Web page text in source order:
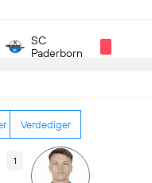
SC
Paderborn
Verdediger
1